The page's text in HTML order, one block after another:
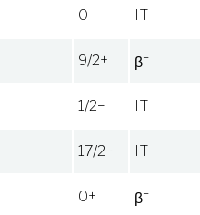
0 IT
9/2+ β−
1/2− IT
17/2− IT
0+ β−